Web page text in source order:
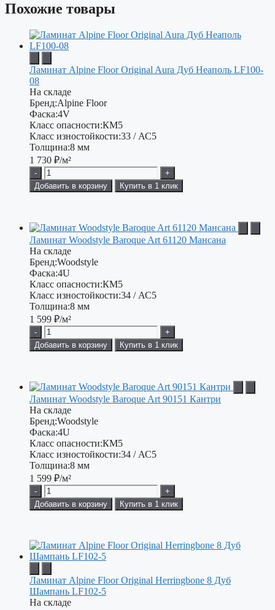
Похожие товары
Ламинат Alpine Floor Original Aura Дуб Неаполь LF100-
08
На складе
Бренд:Alpine Floor
Фаска:4V
Класс опасности:КМ5
Класс изностойкости:33 / АС5
Толщина:8 мм
1 730 ₽/м²
-
+
Добавить в корзину
Купить в 1 клик
Ламинат Woodstyle Baroque Art 61120 Мансана
На складе
Бренд:Woodstyle
Фаска:4U
Класс опасности:КМ5
Класс изностойкости:34 / АС5
Толщина:8 мм
1 599 ₽/м²
-
+
Добавить в корзину
Купить в 1 клик
Ламинат Woodstyle Baroque Art 90151 Кантри
На складе
Бренд:Woodstyle
Фаска:4U
Класс опасности:КМ5
Класс изностойкости:34 / АС5
Толщина:8 мм
1 599 ₽/м²
-
+
Добавить в корзину
Купить в 1 клик
Ламинат Alpine Floor Original Herringbone 8 Дуб
Шампань LF102-5
На складе